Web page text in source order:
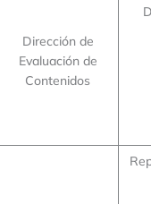
Dirección de
Evaluación de
Contenidos